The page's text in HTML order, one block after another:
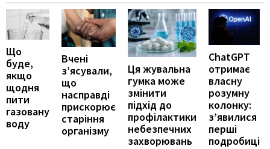
Що
буде,
якщо
щодня
пити
газовану
воду
Вчені
з’ясували,
що
насправді
прискорює
старіння
організму
Ця жувальна
гумка може
змінити
підхід до
профілактики
небезпечних
захворювань
ChatGPT
отримає
власну
розумну
колонку:
з’явилися
перші
подробиці